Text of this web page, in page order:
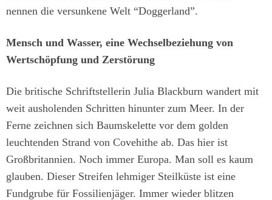
nennen die versunkene Welt “Doggerland”.
Mensch und Wasser, eine Wechselbeziehung von
Wertschöpfung und Zerstörung
Die britische Schriftstellerin Julia Blackburn wandert mit
weit ausholenden Schritten hinunter zum Meer. In der
Ferne zeichnen sich Baumskelette vor dem golden
leuchtenden Strand von Cove­hithe ab. Das hier ist
Großbritannien. Noch immer Europa. Man soll es kaum
glauben. Dieser Streifen lehmiger Steilküste ist eine
Fundgrube für Fossilienjäger. Immer wieder blitzen